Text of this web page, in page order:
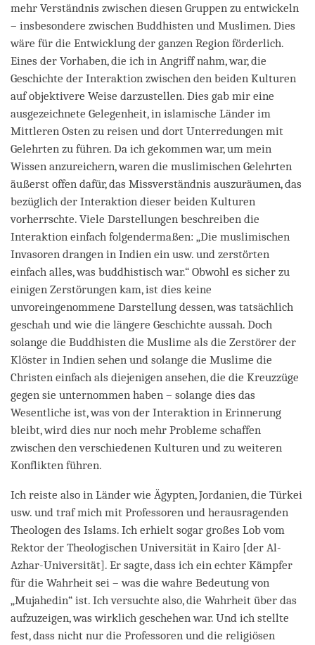
mehr Verständnis zwischen diesen Gruppen zu entwickeln
– insbesondere zwischen Buddhisten und Muslimen. Dies
wäre für die Entwicklung der ganzen Region förderlich.
Eines der Vorhaben, die ich in Angriff nahm, war, die
Geschichte der Interaktion zwischen den beiden Kulturen
auf objektivere Weise darzustellen. Dies gab mir eine
ausgezeichnete Gelegenheit, in islamische Länder im
Mittleren Osten zu reisen und dort Unterredungen mit
Gelehrten zu führen. Da ich gekommen war, um mein
Wissen anzureichern, waren die muslimischen Gelehrten
äußerst offen dafür, das Missverständnis auszuräumen, das
bezüglich der Interaktion dieser beiden Kulturen
vorherrschte. Viele Darstellungen beschreiben die
Interaktion einfach folgendermaßen: „Die muslimischen
Invasoren drangen in Indien ein usw. und zerstörten
einfach alles, was buddhistisch war.“ Obwohl es sicher zu
einigen Zerstörungen kam, ist dies keine
unvoreingenommene Darstellung dessen, was tatsächlich
geschah und wie die längere Geschichte aussah. Doch
solange die Buddhisten die Muslime als die Zerstörer der
Klöster in Indien sehen und solange die Muslime die
Christen einfach als diejenigen ansehen, die die Kreuzzüge
gegen sie unternommen haben – solange dies das
Wesentliche ist, was von der Interaktion in Erinnerung
bleibt, wird dies nur noch mehr Probleme schaffen
zwischen den verschiedenen Kulturen und zu weiteren
Konflikten führen.
Ich reiste also in Länder wie Ägypten, Jordanien, die Türkei
usw. und traf mich mit Professoren und herausragenden
Theologen des Islams. Ich erhielt sogar großes Lob vom
Rektor der Theologischen Universität in Kairo [der Al-
Azhar-Universität]. Er sagte, dass ich ein echter Kämpfer
für die Wahrheit sei – was die wahre Bedeutung von
„Mujahedin“ ist. Ich versuchte also, die Wahrheit über das
aufzuzeigen, was wirklich geschehen war. Und ich stellte
fest, dass nicht nur die Professoren und die religiösen